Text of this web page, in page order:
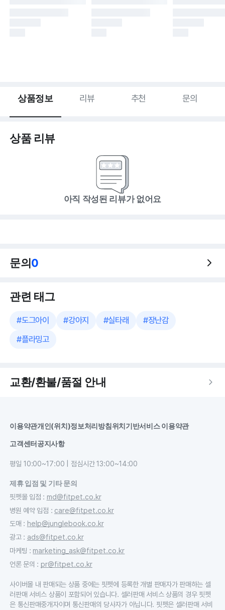
상품정보 리뷰 추천 문의
상품 리뷰
아직 작성된 리뷰가 없어요
문의0
관련 태그
#도그아이 #강아지 #실타래 #장난감
#플라밍고
교환/환불/품절 안내
이용약관개인(위치)정보처리방침위치기반서비스 이용약관
고객센터공지사항
평일 10:00~17:00 | 점심시간 13:00~14:00
제휴 입점 및 기타 문의
핏펫몰 입점 : md@fitpet.co.kr
병원 예약 입점 : care@fitpet.co.kr
도매 : help@junglebook.co.kr
광고: ads@fitpet.co.kr
마케팅 : marketing_ask@fitpet.co.kr
언론 문의 : pr@fitpet.co.kr
사이버몰 내 판매되는 상품 중에는 핏펫에 등록한 개별 판매자가 판매하는 셀
러판매 서비스 상품이 포함되어 있습니다. 셀러판매 서비스 상품의 경우 핏펫
은 통신판매중개자이며 통신판매의 당사자가 아닙니다. 핏펫은 셀러판매 서비